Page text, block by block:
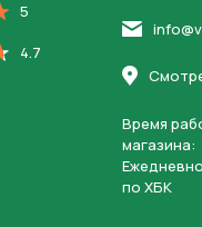
5
4.7
Время
магазина:
по ХБК